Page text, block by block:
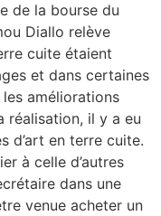
de la bourse du
Diallo relève
cuite étaient
et dans certaines
améliorations
réalisation, il y a eu
d’art en terre cuite.
à celle d’autres
dans une
venue acheter un